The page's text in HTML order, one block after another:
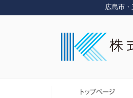
ン
広島市